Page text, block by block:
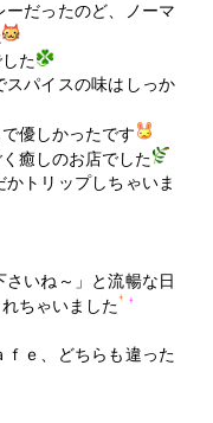
だったのど、ノーマ
た
スパイスの味はしっか
優しかったです
癒しのお店でした
トリップしちゃいま
いね～」と流暢な日
ちゃいました
ｅ、どちらも違った